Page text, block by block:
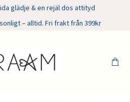
glädje & en rejäl dos attityd
– alltid. Fri frakt från 399kr